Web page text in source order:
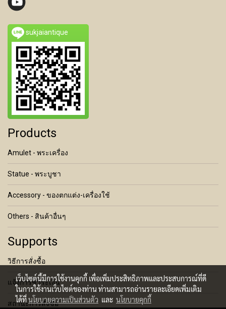
sukjaiantique
Products
Amulet - พระเครื่อง
Statue - พระบูชา
Accessory - ของตกแต่ง-เครื่องใช้
Others - สินค้าอื่นๆ
Supports
วิธีการสั่งซื้อ
แจ้งการชำระเงิน
สถานะการสั่งซื้อ
เว็บไซต์นี้มีการใช้งานคุกกี้ เพื่อเพิ่มประสิทธิภาพและประสบการณ์ที่ดี
ในการใช้งานเว็บไซต์ของท่าน ท่านสามารถอ่านรายละเอียดเพิ่มเติม
ได้ที่นโยบายความเป็นส่วนตัว และ นโยบายคุกกี้